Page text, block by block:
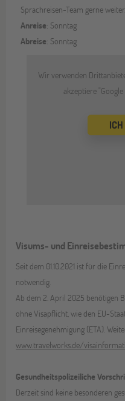
Sprachreisen-Team gerne weiter.
Anreise: Sonntag
Abreise: Sonntag
Wir verwenden
akzeptiere
Visums- und
Seit dem 01.10.2021 ist für die
notwendig.
Ab dem 2. April 2025 benötigen
ohne Visapflicht, wie den EU-
Einreisegenehmigung (ETA).
www.travelworks.de/
Gesundheitspolizeiliche
Derzeit sind keine besonderen